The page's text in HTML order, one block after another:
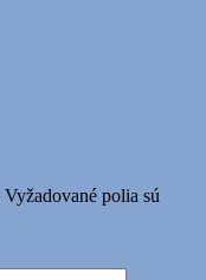
Vyžadované polia sú